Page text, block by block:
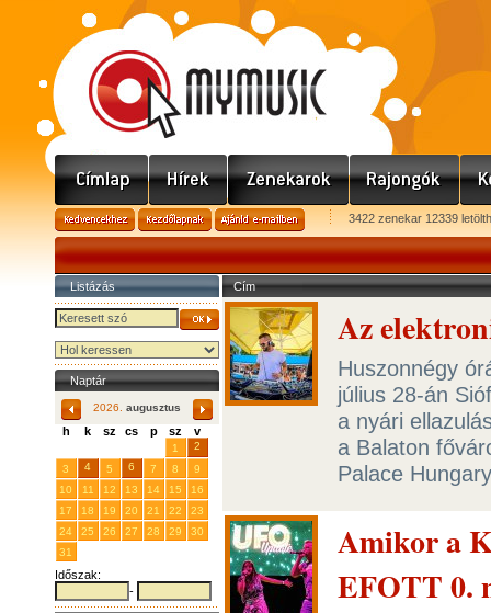
3422 zenekar 12339
Listázás
Naptár
2026. augusztus
h k sz cs p sz v
1
2
3
4 5 6 7 8
9
10
11 12 13 14 15
16
17
18 19 20 21 22
23
24
25 26 27 28 29
30
31
Időszak:
-
Cím
Az
Huszonnégy
július 28-án
a nyári
a Balaton
Palace
Amikor a
EFOTT 0.